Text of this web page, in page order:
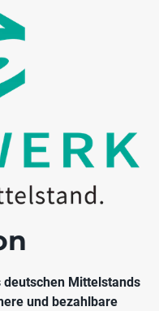
deutschen Mittelstands
und bezahlbare